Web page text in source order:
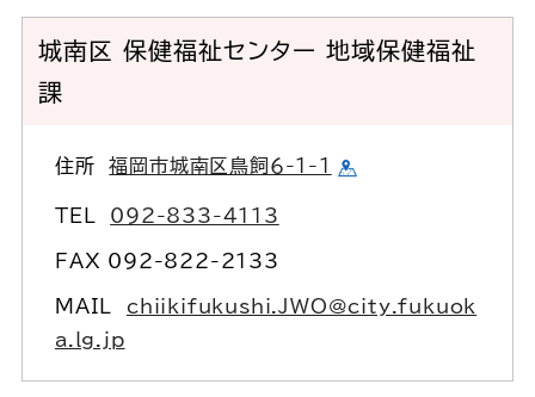
城南区 保健福祉センター 地域保健福祉
課
住所福岡市城南区鳥飼６-1-1
TEL 092-833-4113
FAX 092-822-2133
MAIL chiikifukushi.JWO@city.fukuok
a.lg.jp